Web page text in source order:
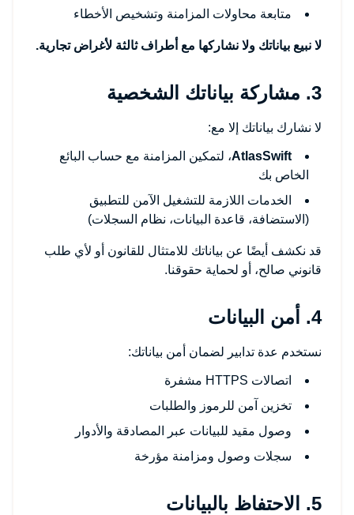
متابعة محاولات المزامنة وتشخيص الأخطاء
لا نبيع بياناتك ولا نشاركها مع أطراف ثالثة لأغراض تجارية.
3. مشاركة بياناتك الشخصية
لا نشارك بياناتك إلا مع:
AtlasSwift، لتمكين المزامنة مع حساب البائع
الخاص بك
الخدمات اللازمة للتشغيل الآمن للتطبيق
(الاستضافة، قاعدة البيانات، نظام السجلات)
قد نكشف أيضًا عن بياناتك للامتثال للقانون أو لأي طلب
قانوني صالح، أو لحماية حقوقنا.
4. أمن البيانات
نستخدم عدة تدابير لضمان أمن بياناتك:
اتصالات HTTPS مشفرة
تخزين آمن للرموز والطلبات
وصول مقيد للبيانات عبر المصادقة والأدوار
سجلات وصول ومزامنة مؤرخة
5. الاحتفاظ بالبيانات